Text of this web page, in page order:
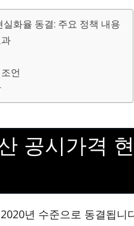
화율 동결: 주요 정책 내용
언
공시가격
년 수준으로 동결됩니